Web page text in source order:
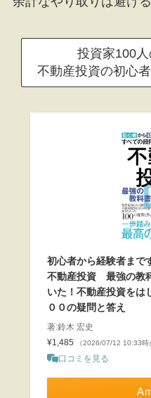
投資家100人
不動産投資の初心
初心者から経験者まで
不動産投資 最強の教
いた！不動産投資をは
００の疑問と答え
著:鈴木 宏史
¥1,485
（2026/07/12 10:33時
口コミを見る